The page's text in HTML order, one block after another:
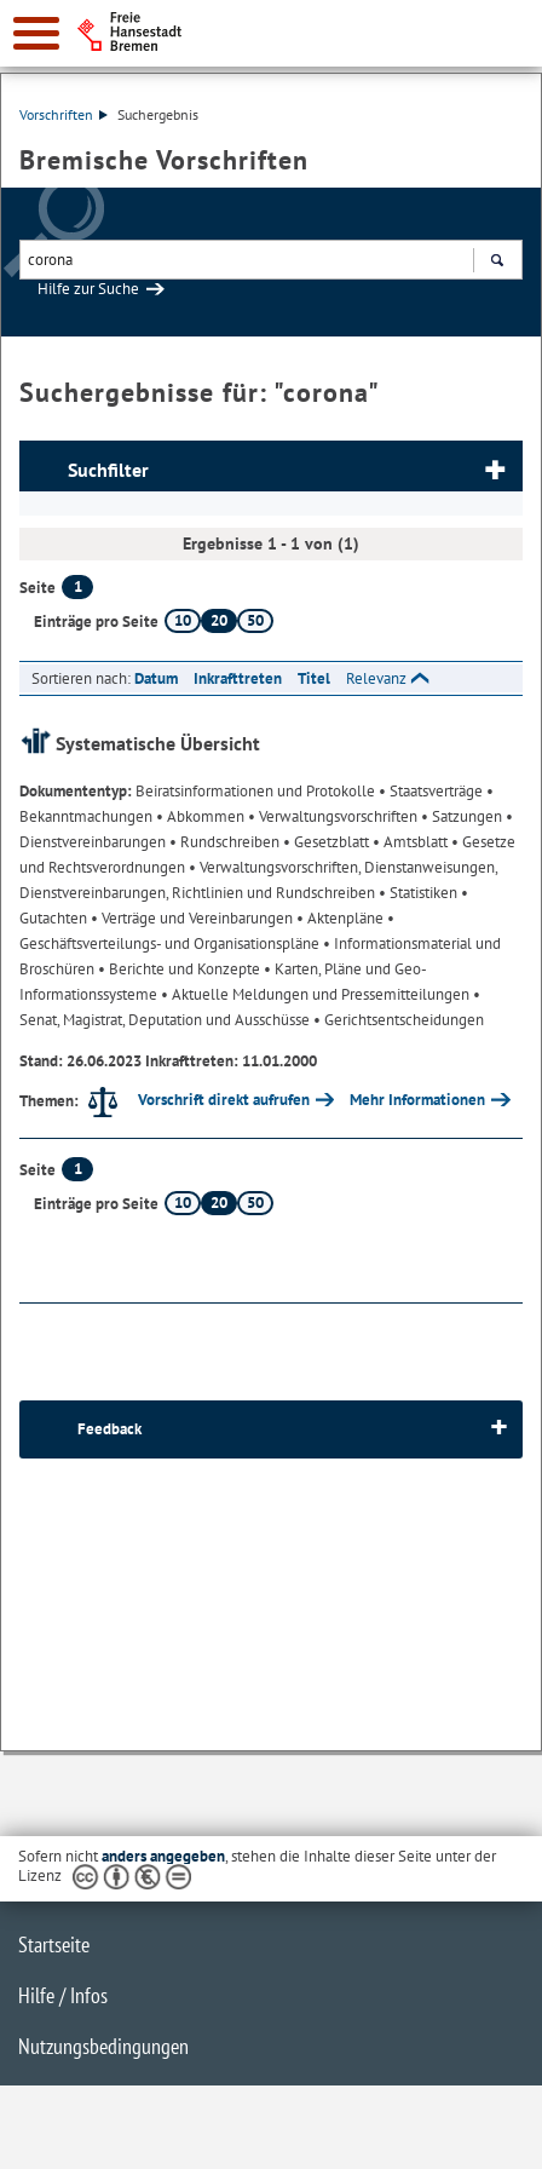
Vorschriften Suchergebnis
Bremische Vorschriften
Hilfe zur Suche
Suchergebnisse für: "corona"
Suchfilter
Ergebnisse 1 - 1 von (1)
Seite
1
Einträge pro Seite
10 20 50
Sortieren nach:Datum Inkrafttreten Titel Relevanz
Systematische Übersicht
Dokumententyp: Beiratsinformationen und Protokolle • Staatsverträge •
Bekanntmachungen • Abkommen • Verwaltungsvorschriften • Satzungen •
Dienstvereinbarungen • Rundschreiben • Gesetzblatt• Amtsblatt• Gesetze
und Rechtsverordnungen • Verwaltungsvorschriften, Dienstanweisungen,
Dienstvereinbarungen, Richtlinien und Rundschreiben • Statistiken •
Gutachten • Verträge und Vereinbarungen • Aktenpläne •
Geschäftsverteilungs- und Organisationspläne • Informationsmaterial und
Broschüren • Berichte und Konzepte • Karten, Pläne und Geo-
Informationssysteme • Aktuelle Meldungen und Pressemitteilungen •
Senat, Magistrat, Deputation und Ausschüsse • Gerichtsentscheidungen
Stand: 26.06.2023 Inkrafttreten: 11.01.2000
Themen:
Vorschrift direkt aufrufen Mehr Informationen
Seite
1
Einträge pro Seite
10 20 50
Feedback
Sofern nichtanders angegeben, stehen die Inhalte dieser Seite unter der
Lizenz
Startseite
Hilfe / Infos
Nutzungsbedingungen